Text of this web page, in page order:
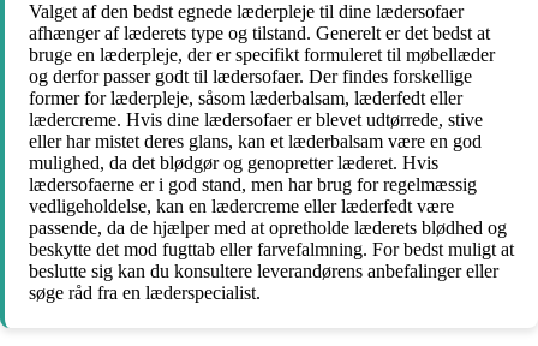
Valget af den bedst egnede læderpleje til dine lædersofaer
afhænger af læderets type og tilstand. Generelt er det bedst at
bruge en læderpleje, der er specifikt formuleret til møbellæder
og derfor passer godt til lædersofaer. Der findes forskellige
former for læderpleje, såsom læderbalsam, læderfedt eller
lædercreme. Hvis dine lædersofaer er blevet udtørrede, stive
eller har mistet deres glans, kan et læderbalsam være en god
mulighed, da det blødgør og genopretter læderet. Hvis
lædersofaerne er i god stand, men har brug for regelmæssig
vedligeholdelse, kan en lædercreme eller læderfedt være
passende, da de hjælper med at opretholde læderets blødhed og
beskytte det mod fugttab eller farvefalmning. For bedst muligt at
beslutte sig kan du konsultere leverandørens anbefalinger eller
søge råd fra en læderspecialist.